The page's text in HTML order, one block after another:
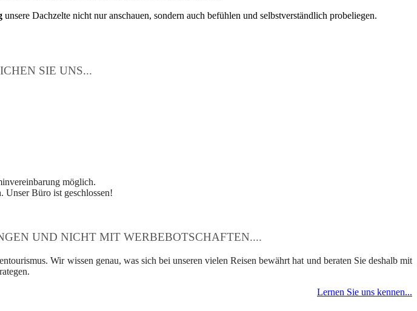
unsere Dachzelte nicht nur anschauen, sondern auch befühlen und selbstverständlich probeliegen.
SIE UNS...
möglich.
Unser Büro ist geschlossen!
UND NICHT MIT WERBEBOTSCHAFTEN....
Wir wissen genau, was sich bei unseren vielen Reisen bewährt hat und beraten Sie deshalb mit
Lernen Sie uns kennen...